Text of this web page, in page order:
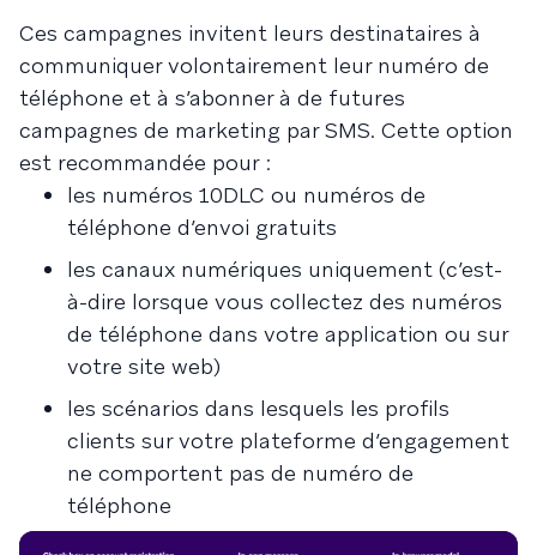
Ces campagnes invitent leurs destinataires à
communiquer volontairement leur numéro de
téléphone et à s’abonner à de futures
campagnes de marketing par SMS. Cette option
est recommandée pour :
les numéros 10DLC ou numéros de
téléphone d’envoi gratuits
les canaux numériques uniquement (c’est-
à-dire lorsque vous collectez des numéros
de téléphone dans votre application ou sur
votre site web)
les scénarios dans lesquels les profils
clients sur votre plateforme d’engagement
ne comportent pas de numéro de
téléphone